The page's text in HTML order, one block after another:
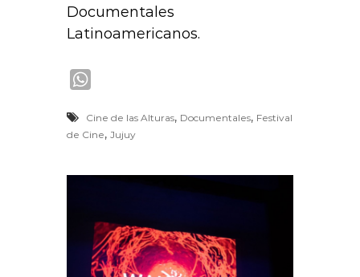
Documentales
Latinoamericanos.
a
t
p
Cine de las Alturas, Documentales, Festival
de Cine,Jujuy